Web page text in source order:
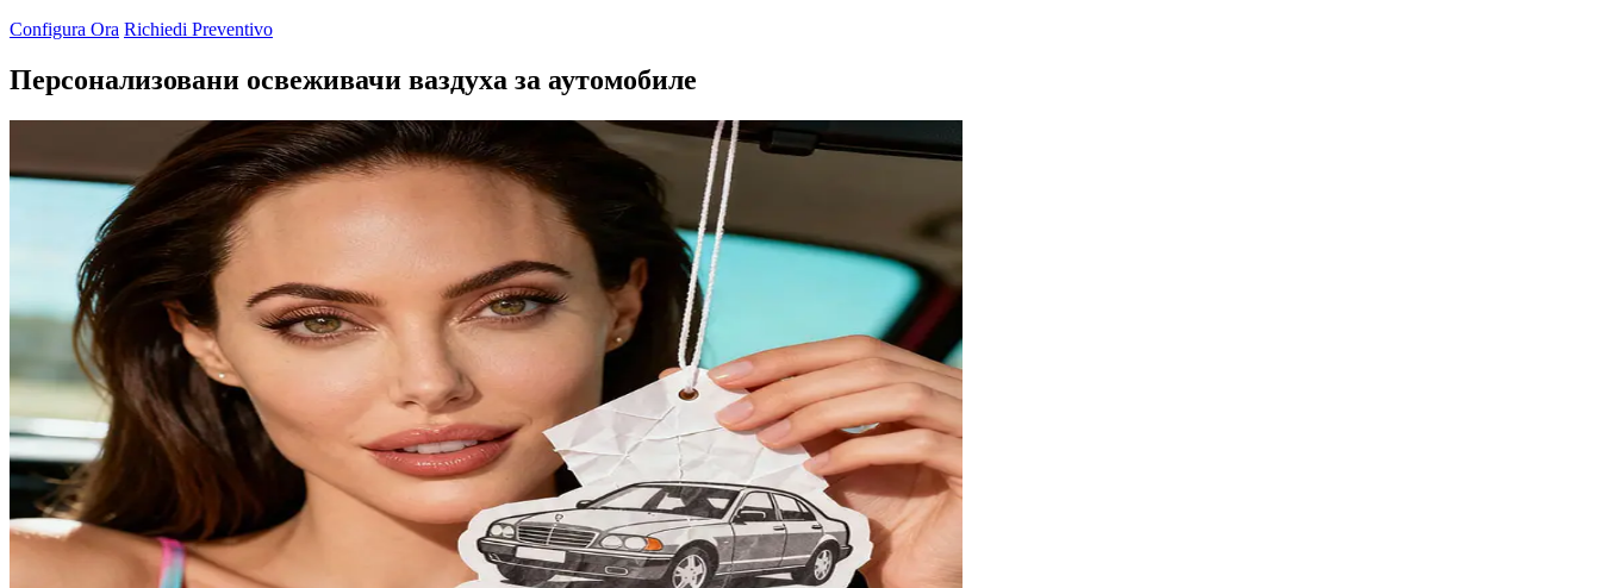
Configura Ora Richiedi Preventivo
Персонализовани освеживачи ваздуха за аутомобиле